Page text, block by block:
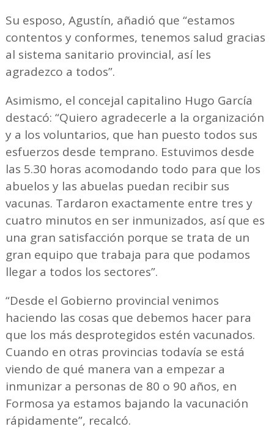
Su esposo, Agustín, añadió que “estamos
contentos y conformes, tenemos salud gracias
al sistema sanitario provincial, así les
agradezco a todos”.
Asimismo, el concejal capitalino Hugo García
destacó: “Quiero agradecerle a la organización
y a los voluntarios, que han puesto todos sus
esfuerzos desde temprano. Estuvimos desde
las 5.30 horas acomodando todo para que los
abuelos y las abuelas puedan recibir sus
vacunas. Tardaron exactamente entre tres y
cuatro minutos en ser inmunizados, así que es
una gran satisfacción porque se trata de un
gran equipo que trabaja para que podamos
llegar a todos los sectores”.
“Desde el Gobierno provincial venimos
haciendo las cosas que debemos hacer para
que los más desprotegidos estén vacunados.
Cuando en otras provincias todavía se está
viendo de qué manera van a empezar a
inmunizar a personas de 80 o 90 años, en
Formosa ya estamos bajando la vacunación
rápidamente”, recalcó.